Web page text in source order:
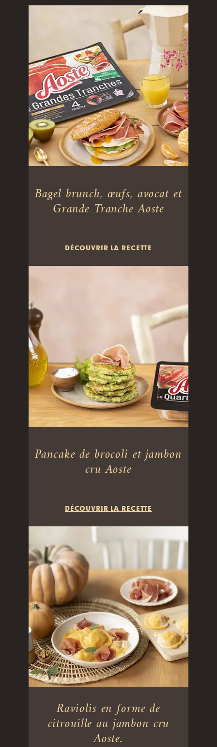
Bagel brunch, œufs, avocat et
Grande Tranche Aoste
DÉCOUVRIR LA RECETTE
Pancake de brocoli et jambon
cru Aoste
DÉCOUVRIR LA RECETTE
Raviolis en forme de
citrouille au jambon cru
Aoste.